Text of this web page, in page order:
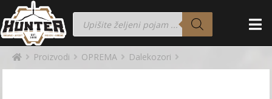
Proizvodi OPREMA Dalekozori